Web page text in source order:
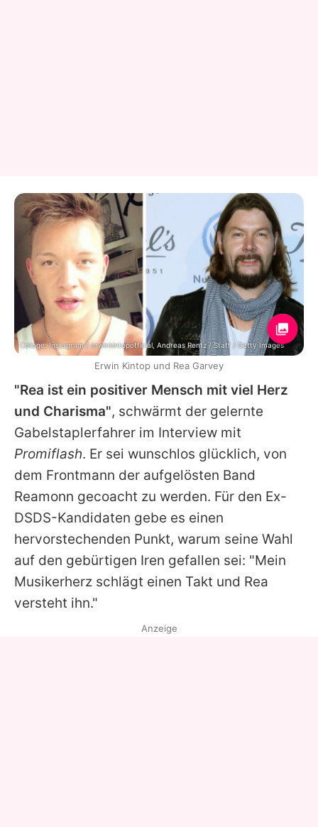
"Rea ist ein positiver Mensch mit viel Herz
und Charisma", schwärmt der gelernte
Gabelstaplerfahrer im Interview mit
Promiflash. Er sei wunschlos glücklich, von
dem Frontmann der aufgelösten Band
Reamonn gecoacht zu werden. Für den Ex-
DSDS-Kandidaten gebe es einen
hervorstechenden Punkt, warum seine Wahl
auf den gebürtigen Iren gefallen sei: "Mein
Musikerherz schlägt einen Takt und Rea
versteht ihn."
Collage: Instagram / erwinkintopofficial, Andreas Rentz / Staff / Getty Images
Erwin Kintop und Rea Garvey
Anzeige